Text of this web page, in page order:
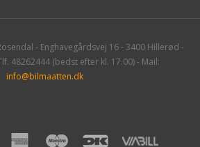
- Enghavegårdsvej 16 - 3400 Hillerød -
48262444 (bedst efter kl. 17.00) - Mail:
info@bilmaatten.dk